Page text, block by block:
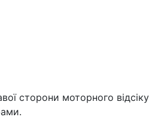
сторони моторного відсіку